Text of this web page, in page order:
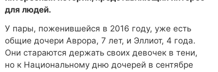
для людей.
У пары, поженившейся в 2016 году, уже есть
общие дочери Аврора, 7 лет, и Эллиот, 4 года.
Они стараются держать своих девочек в тени,
но к Национальному дню дочерей в сентябре